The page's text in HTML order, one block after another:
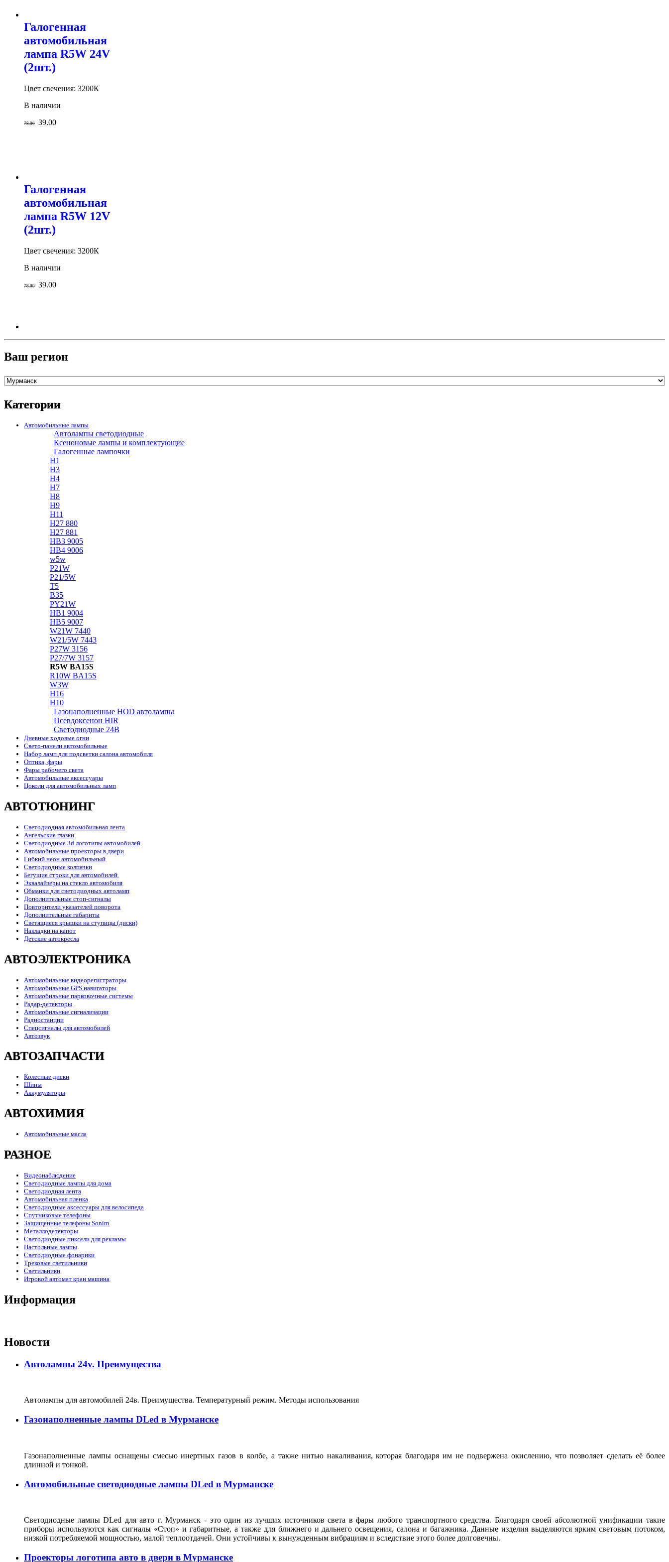
Галогенная
автомобильная
лампа R5W 24V
(2шт.)
Цвет свечения: 3200К
В наличии
78.00 39.00
Галогенная
автомобильная
лампа R5W 12V
(2шт.)
Цвет свечения: 3200К
В наличии
78.00 39.00
Ваш регион
Категории
Автомобильные лампы
Автолампы светодиодные
Ксеноновые лампы и комплектующие
Галогенные лампочки
H1
H3
H4
H7
H8
H9
H11
H27 880
H27 881
HB3 9005
HB4 9006
w5w
P21W
P21/5W
T5
B35
PY21W
HB1 9004
HB5 9007
W21W 7440
W21/5W 7443
P27W 3156
P27/7W 3157
R5W BA15S
R10W BA15S
W3W
H16
H10
Газонаполненные HOD автолампы
Псевдоксенон HIR
Cветодиодные 24B
Дневные ходовые огни
Свето-панели автомобильные
Набор ламп для подсветки салона автомобиля
Оптика, фары
Фары рабочего света
Автомобильные аксессуары
Цоколи для автомобильных ламп
АВТОТЮНИНГ
Светодиодная автомобильная лента
Ангельские глазки
Светодиодные 3d логотипы автомобилей
Автомобильные проекторы в двери
Гибкий неон автомобильный
Светодиодные колпачки
Бегущие строки для автомобилей.
Эквалайзеры на стекло автомобиля
Обманки для светодиодных автоламп
Дополнительные стоп-сигналы
Повторители указателей поворота
Дополнительные габариты
Светящиеся крышки на ступицы (диски)
Накладки на капот
Детские автокресла
АВТОЭЛЕКТРОНИКА
Автомобильные видеорегистраторы
Автомобильные GPS навигаторы
Автомобильные парковочные системы
Радар-детекторы
Автомобильные сигнализации
Радиостанции
Спецсигналы для автомобилей
Автозвук
АВТОЗАПЧАСТИ
Колесные диски
Шины
Аккумуляторы
АВТОХИМИЯ
Автомобильные масла
РАЗНОЕ
Видеонаблюдение
Светодиодные лампы для дома
Светодиодная лента
Автомобильная пленка
Светодиодные аксессуары для велосипеда
Спутниковые телефоны
Защищенные телефоны Sonim
Металлодетекторы
Светодиодные пиксели для рекламы
Настольные лампы
Светодиодные фонарики
Трековые светильники
Светильники
Игровой автомат кран машина
Информация
Новости
Автолампы 24v. Преимущества
Автолампы для автомобилей 24в. Преимущества. Температурный режим. Методы использования
Газонаполненные лампы DLed в Мурманске
Газонаполненные лампы оснащены смесью инертных газов в колбе, а также нитью накаливания, которая благодаря им не подвержена окислению, что позволяет сделать её более
длинной и тонкой.
Автомобильные светодиодные лампы DLed в Мурманске
Светодиодные лампы DLed для авто г. Мурманск - это один из лучших источников света в фары любого транспортного средства. Благодаря своей абсолютной унификации такие
приборы используются как сигналы «Стоп» и габаритные, а также для ближнего и дальнего освещения, салона и багажника. Данные изделия выделяются ярким световым потоком,
низкой потребляемой мощностью, малой теплоотдачей. Они устойчивы к вынужденным вибрациям и вследствие этого более долговечны.
Проекторы логотипа авто в двери в Мурманске